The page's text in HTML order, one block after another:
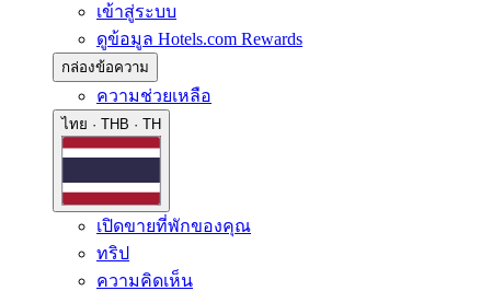
เข้าสู่ระบบ
ดูข้อมูล Hotels.com Rewards
กล่องข้อความ
ความช่วยเหลือ
ไทย · THB · TH
เปิดขายที่พักของคุณ
ทริป
ความคิดเห็น